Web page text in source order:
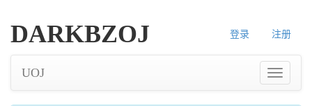
登录 注册
DARKBZOJ
UOJ